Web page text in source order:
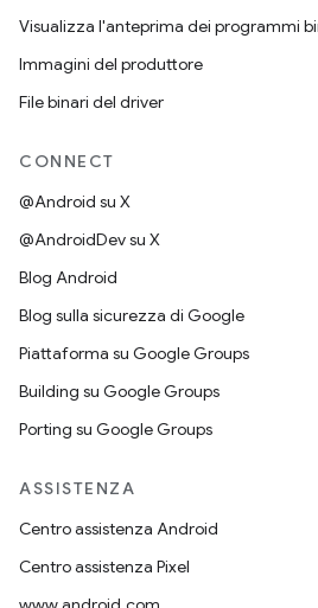
Visualizza l'anteprima dei programmi
Immagini del produttore
File binari del driver
CONNECT
@Android su X
@AndroidDev su X
Blog Android
Blog sulla sicurezza di Google
Piattaforma su Google Groups
Building su Google Groups
Porting su Google Groups
ASSISTENZA
Centro assistenza Android
Centro assistenza Pixel